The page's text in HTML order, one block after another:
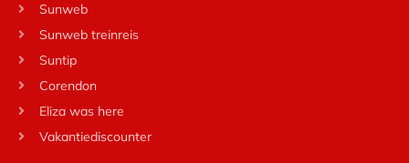
Sunweb
Sunweb treinreis
Suntip
Corendon
Eliza was here
Vakantiediscounter